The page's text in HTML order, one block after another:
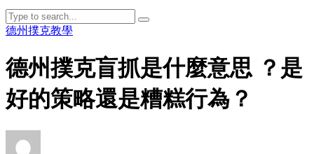
德州撲克教學
德州撲克盲抓是什麼意思 ？是
好的策略還是糟糕行為？